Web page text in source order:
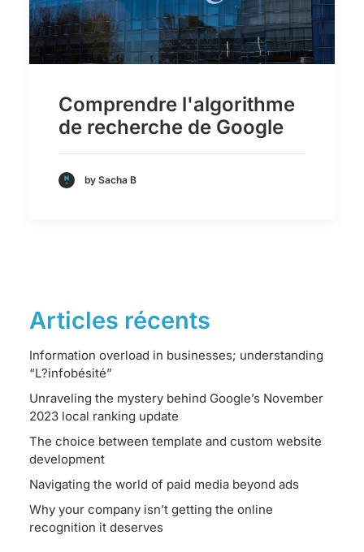
Comprendre l'algorithme
de recherche de Google
by Sacha B
Articles récents
Information overload in businesses; understanding
“L?infobésité”
Unraveling the mystery behind Google’s November
2023 local ranking update
The choice between template and custom website
development
Navigating the world of paid media beyond ads
Why your company isn’t getting the online
recognition it deserves